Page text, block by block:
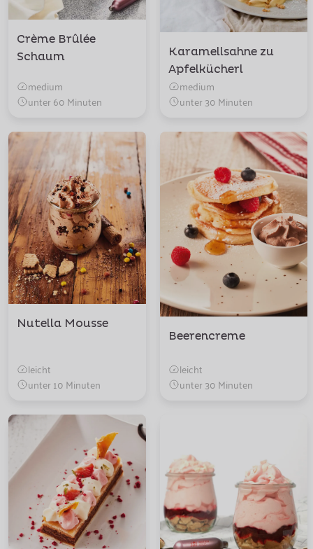
Crème Brûlée
Schaum
medium
unter 60 Minuten
Karamellsahne zu
Apfelkücherl
medium
unter 30 Minuten
Nutella Mousse
leicht
unter 10 Minuten
Beerencreme
leicht
unter 30 Minuten